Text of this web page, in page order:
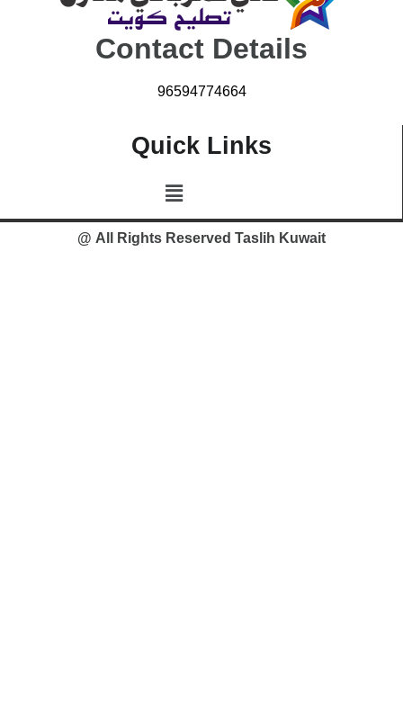
Contact Details
96594774664
Quick Links
All Rights Reserved Taslih Kuwait @